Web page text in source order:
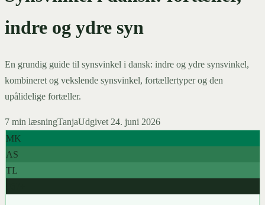
indre og ydre syn
En grundig guide til synsvinkel i dansk: indre og ydre synsvinkel,
kombineret og vekslende synsvinkel, fortællertyper og den
upålidelige fortæller.
7 min læsningTanjaUdgivet 24. juni 2026
MK
AS
TL